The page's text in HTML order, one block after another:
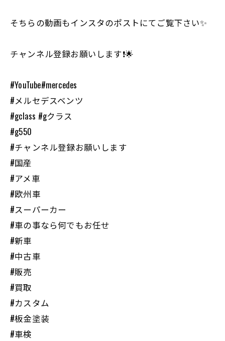
そちらの動画もインスタのポストにてご覧下さい✨
チャンネル登録お願いします❗️🌟
#YouTube#mercedes
#メルセデスベンツ
#gclass #gクラス
#g550
#チャンネル登録お願いします
#国産
#アメ車
#欧州車
#スーパーカー
#車の事なら何でもお任せ
#新車
#中古車
#販売
#買取
#カスタム
#板金塗装
#車検